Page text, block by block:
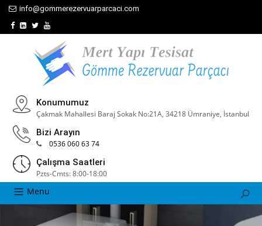
info@gommerezervuarparcaci.com
Konumumuz
Çakmak Mahallesi Baraj Sokak No:21A, 34218 Ümraniye, İstanbul
Bizi Arayın
0536 060 63 74
Çalışma Saatleri
Pzts-Cmts: 8:00-18:00
Menu